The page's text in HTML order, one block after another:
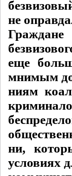
не
еще
мнимым
ниям
ни,
условиях